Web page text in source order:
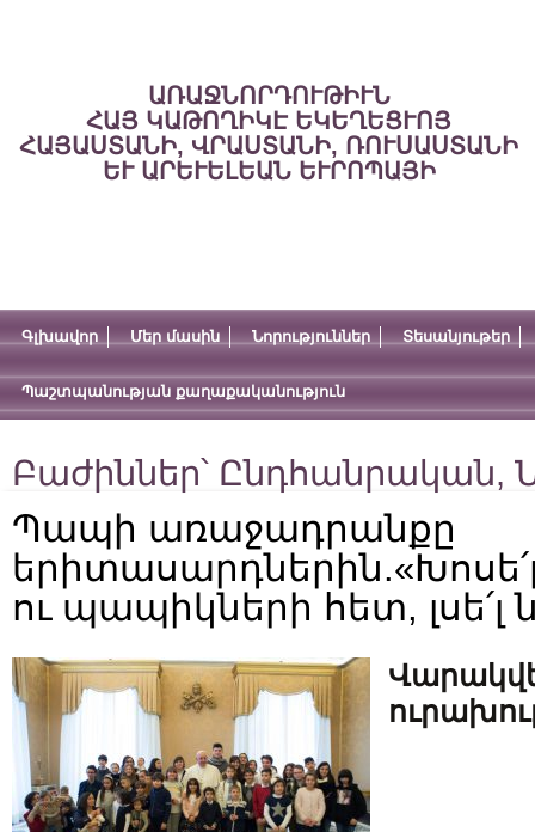
ԱՌԱՋՆՈՐԴՈՒԹԻՒՆ
ՀԱՅ ԿԱԹՈՂԻԿԷ ԵԿԵՂԵՑՒՈՅ
ՀԱՅԱՍՏԱՆԻ, ՎՐԱՍՏԱՆԻ, ՌՈՒՍԱՍՏԱՆԻ
ԵՒ ԱՐԵՒԵԼԵԱՆ ԵՒՐՈՊԱՅԻ
Գլխավոր Մեր մասին Նորություններ Տեսանյութեր
Պաշտպանության քաղաքականություն
Բաժիններ՝ Ընդհանրական,
Պապի առաջադրանքը
ու պապիկների հետ, լսե՛լ